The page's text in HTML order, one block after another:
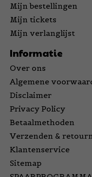
Mijn bestellingen
Mijn tickets
Mijn verlanglijst
Informatie
Over ons
Algemene
Disclaimer
Privacy Policy
Betaalmethoden
Verzenden &
Klantenservice
Sitemap